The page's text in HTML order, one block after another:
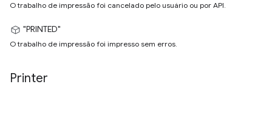
O trabalho de impressão foi cancelado pelo usuário ou por API.
"PRINTED"
O trabalho de impressão foi impresso sem erros.
Printer